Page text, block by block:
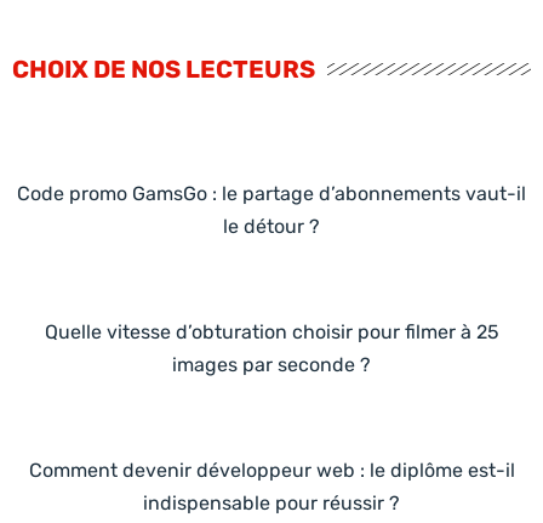
CHOIX DE NOS LECTEURS
Code promo GamsGo : le partage d’abonnements vaut-il
le détour ?
Quelle vitesse d’obturation choisir pour filmer à 25
images par seconde ?
Comment devenir développeur web : le diplôme est-il
indispensable pour réussir ?